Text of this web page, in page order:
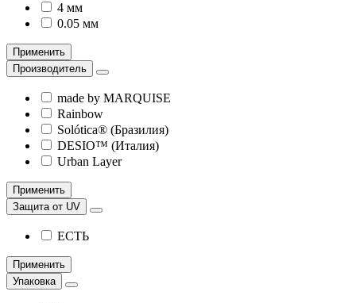
4 мм
0.05 мм
Применить
Производитель
made by MARQUISE
Rainbow
Solótica® (Бразилия)
DESIO™ (Италия)
Urban Layer
Применить
Защита от UV
ЕСТЬ
Применить
Упаковка